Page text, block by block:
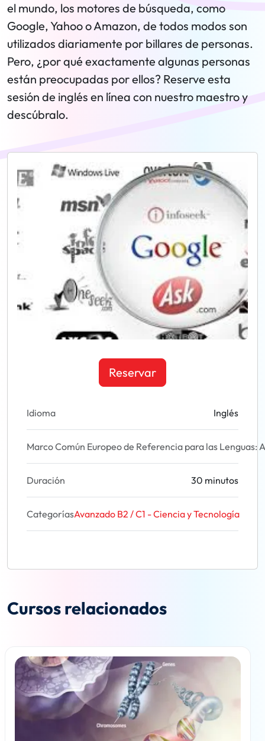
el mundo, los motores de búsqueda, como
Google, Yahoo o Amazon, de todos modos son
utilizados diariamente por billares de personas.
Pero, ¿por qué exactamente algunas personas
están preocupadas por ellos? Reserve esta
sesión de inglés en línea con nuestro maestro y
descúbralo.
Reservar
Idioma Inglés
Marco Común Europeo de Referencia para las Lenguas:
Duración 30 minutos
CategoríasAvanzado B2 / C1 - Ciencia y Tecnología
Cursos relacionados